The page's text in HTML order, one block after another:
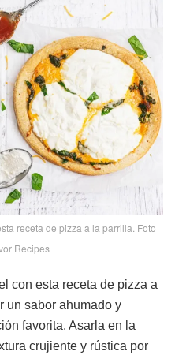
receta de pizza a la parrilla. Foto
Recipes
con esta receta de pizza a
un sabor ahumado y
favorita. Asarla en la
crujiente y rústica por